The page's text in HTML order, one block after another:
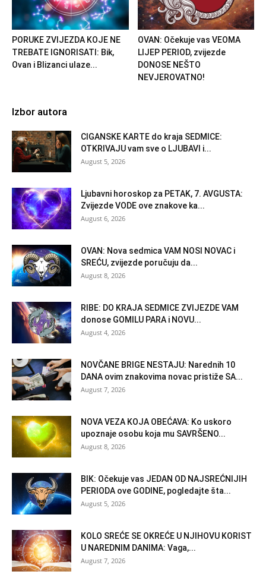
PORUKE ZVIJEZDA KOJE NE
TREBATE IGNORISATI: Bik,
Ovan i Blizanci ulaze...
OVAN: Očekuje vas VEOMA
LIJEP PERIOD, zvijezde
DONOSE NEŠTO
NEVJEROVATNO!
Izbor autora
CIGANSKE KARTE do kraja SEDMICE:
OTKRIVAJU vam sve o LJUBAVI i...
August 5, 2026
Ljubavni horoskop za PETAK, 7. AVGUSTA:
Zvijezde VODE ove znakove ka...
August 6, 2026
OVAN: Nova sedmica VAM NOSI NOVAC i
SREĆU, zvijezde poručuju da...
August 8, 2026
RIBE: DO KRAJA SEDMICE ZVIJEZDE VAM
donose GOMILU PARA i NOVU...
August 4, 2026
NOVČANE BRIGE NESTAJU: Narednih 10
DANA ovim znakovima novac pristiže SA...
August 7, 2026
NOVA VEZA KOJA OBEĆAVA: Ko uskoro
upoznaje osobu koja mu SAVRŠENO...
August 8, 2026
BIK: Očekuje vas JEDAN OD NAJSREĆNIJIH
PERIODA ove GODINE, pogledajte šta...
August 5, 2026
KOLO SREĆE SE OKREĆE U NJIHOVU KORIST
U NAREDNIM DANIMA: Vaga,...
August 7, 2026